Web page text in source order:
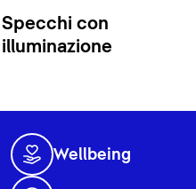
Specchi con
illuminazione
Wellbeing